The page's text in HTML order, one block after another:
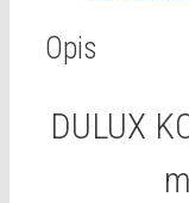
Opis
DULUX